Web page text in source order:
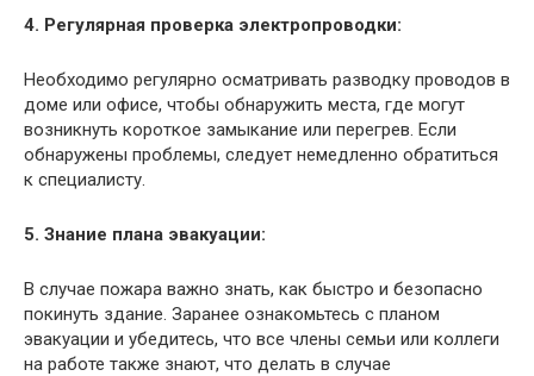
4. Регулярная проверка электропроводки:
Необходимо регулярно осматривать разводку проводов в
доме или офисе, чтобы обнаружить места, где могут
возникнуть короткое замыкание или перегрев. Если
обнаружены проблемы, следует немедленно обратиться
к специалисту.
5. Знание плана эвакуации:
В случае пожара важно знать, как быстро и безопасно
покинуть здание. Заранее ознакомьтесь с планом
эвакуации и убедитесь, что все члены семьи или коллеги
на работе также знают, что делать в случае